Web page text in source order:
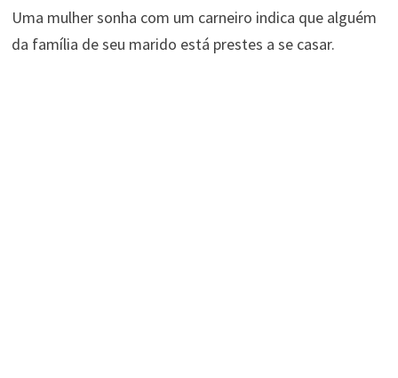
Uma mulher sonha com um carneiro indica que alguém
da família de seu marido está prestes a se casar.